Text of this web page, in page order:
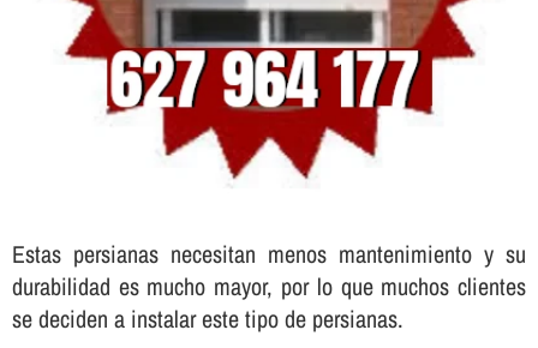
Estas persianas necesitan menos mantenimiento y su
durabilidad es mucho mayor, por lo que muchos clientes
se deciden a instalar este tipo de persianas.